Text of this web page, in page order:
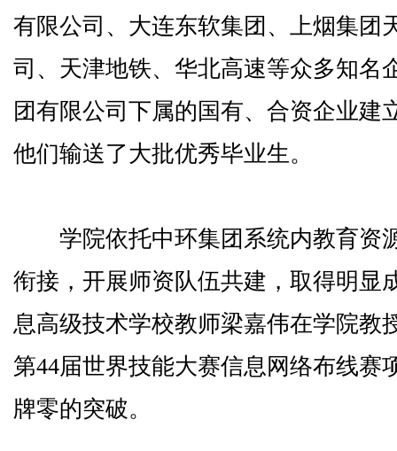
有限公司、大连东软集团、上烟集团
司、天津地铁、华北高速等众多知名
团有限公司下属的国有、合资企业建
他们输送了大批优秀毕业生。
学院依托中环集团系统内教育资
衔接，开展师资队伍共建，取得明显
息高级技术学校教师梁嘉伟在学院教
第44届世界技能大赛信息网络布线赛
牌零的突破。